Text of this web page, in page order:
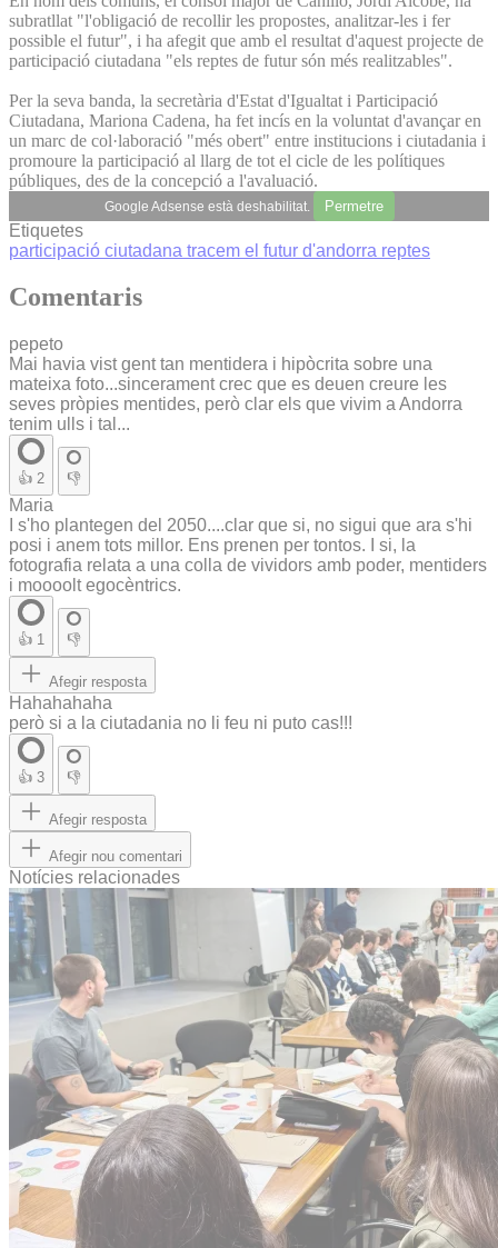
subratllat "l'obligació de recollir les propostes, analitzar-les i fer
possible el futur", i ha afegit que amb el resultat d'aquest projecte de
participació ciutadana "els reptes de futur són més realitzables".
Per la seva banda, la secretària d'Estat d'Igualtat i Participació
Ciutadana, Mariona Cadena, ha fet incís en la voluntat d'avançar en
un marc de col·laboració "més obert" entre institucions i ciutadania i
promoure la participació al llarg de tot el cicle de les polítiques
públiques, des de la concepció a l'avaluació.
Google Adsense està deshabilitat. Permetre
Etiquetes
participació ciutadana tracem el futur d'andorra reptes
Comentaris
pepeto
Mai havia vist gent tan mentidera i hipòcrita sobre una
mateixa foto...sincerament crec que es deuen creure les
seves pròpies mentides, però clar els que vivim a Andorra
tenim ulls i tal...
👍 2 👎
Maria
I s'ho plantegen del 2050....clar que si, no sigui que ara s'hi
posi i anem tots millor. Ens prenen per tontos. I si, la
fotografia relata a una colla de vividors amb poder, mentiders
i moooolt egocèntrics.
👍 1 👎
Afegir resposta
Hahahahaha
però si a la ciutadania no li feu ni puto cas!!!
👍 3 👎
Afegir resposta
Afegir nou comentari
Notícies relacionades